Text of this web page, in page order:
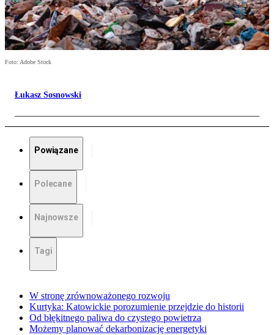
Foto: Adobe Stock
Łukasz Sosnowski
Powiązane
Polecane
Najnowsze
Tagi
W stronę zrównoważonego rozwoju
Kurtyka: Katowickie porozumienie przejdzie do historii
Od błękitnego paliwa do czystego powietrza
Możemy planować dekarbonizację energetyki